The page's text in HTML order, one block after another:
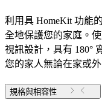
利用具 HomeKit 功能
全地保護您的家庭。
視訊設計，具有 180°
您的家人無論在家或
規格與相容性